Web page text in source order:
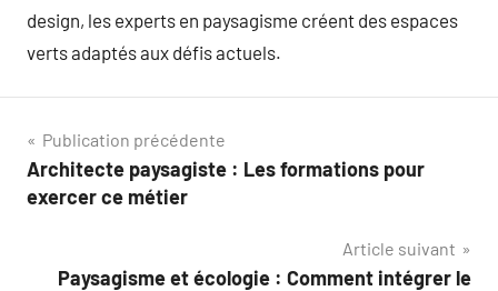
design, les experts en paysagisme créent des espaces
verts adaptés aux défis actuels.
Navigation
de
Publication précédente
Architecte paysagiste : Les formations pour
exercer ce métier
Article suivant
Paysagisme et écologie : Comment intégrer le